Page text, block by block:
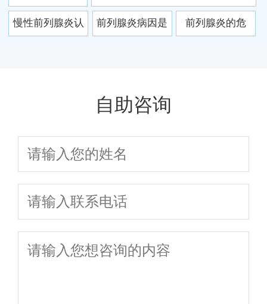
前列腺炎的自我 查项目 西医是治疗前列
慢性前列腺炎认 前列腺炎病因是 前列腺炎的危
自助咨询